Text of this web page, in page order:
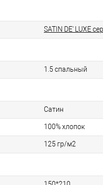
SATIN DE' LUXE
1.5 спальный
Сатин
100% хлопок
125 гр/м2